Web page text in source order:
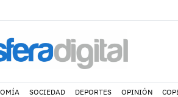
SOCIEDAD DEPORTES OPINIÓN